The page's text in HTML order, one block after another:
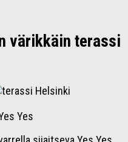
värikkäin terassi
Yes